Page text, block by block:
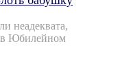
неадеквата,
в Юбилейном